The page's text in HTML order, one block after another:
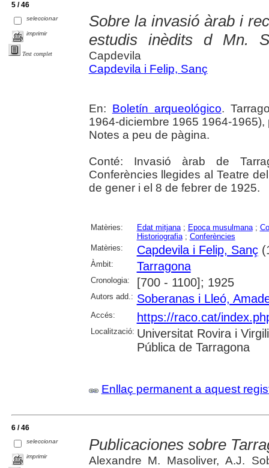
5 / 46
seleccionar
imprimir
Text complet
Sobre la invasió àrab i
estudis inèdits d Mn.
Capdevila
Capdevila i Felip, Sanç
En: Boletín arqueológico.
1964-diciembre 1965 1964-1965),
Notes a peu de pàgina.
Conté: Invasió àrab de
Conferències llegides al Teatre
de gener i el 8 de febrer de 1925.
Matèries: Edat mitjana; Epoca musulmana;
Historiografia; Conferències
Matèries:
Capdevila i Felip, Sanç
Àmbit: Tarragona
Cronologia: [700 - 1100]; 1925
Autors add.: Soberanas i Lleó,
Accés: https://raco.cat/
Localització: Universitat Rovira i
Pública de Tarragona
Enllaç permanent a aquest
6 / 46
seleccionar
imprimir
Publicaciones sobre
Alexandre M. Masoliver, A.J.